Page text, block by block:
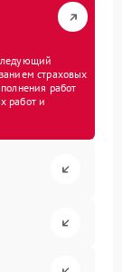
страховых
работ
работ и